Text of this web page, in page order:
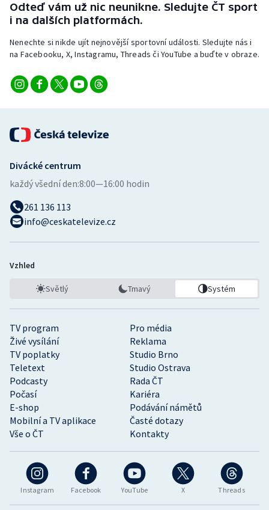
Triatlon
Veslování
Volejbal
Odteď vám už nic neunikne. Sledujte ČT sport
i na dalších platformách.
Nenechte si nikde ujít nejnovější sportovní události. Sledujte nás i
na Facebooku, X, Instagramu, Threads či YouTube a buďte v obraze.
Instagram Facebook YouTube X Threads
TV program
Pro média
Živé vysílání
Reklama
TV poplatky
Studio Brno
Teletext
Studio Ostrava
Podcasty
Rada ČT
Počasí
Kariéra
E-shop
Podávání námětů
Mobilní a TV aplikace
Časté dotazy
Vše o ČT
Kontakty
Divácké centrum
každý všední den:8:00—16:00 hodin
261 136 113
info@ceskatelevize.cz
Vzhled
Světlý Tmavý Systém